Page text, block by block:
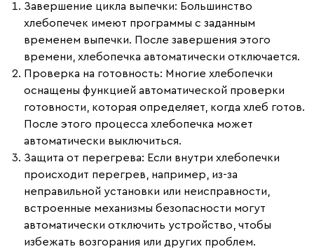
Завершение цикла выпечки: Большинство
хлебопечек имеют программы с заданным
временем выпечки. После завершения этого
времени, хлебопечка автоматически отключается.
Проверка на готовность: Многие хлебопечки
оснащены функцией автоматической проверки
готовности, которая определяет, когда хлеб готов.
После этого процесса хлебопечка может
автоматически выключиться.
Защита от перегрева: Если внутри хлебопечки
происходит перегрев, например, из-за
неправильной установки или неисправности,
встроенные механизмы безопасности могут
автоматически отключить устройство, чтобы
избежать возгорания или других проблем.